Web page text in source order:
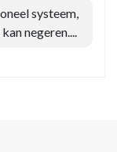
systeem,
negeren....